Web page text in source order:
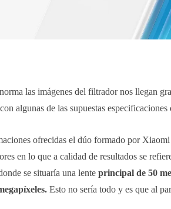
las imágenes del filtrador nos llegan
algunas de las supuestas
ofrecidas el dúo formado por
en lo que a calidad de resultados se
se situaría una lente principal de 50
Esto no sería todo y es que al